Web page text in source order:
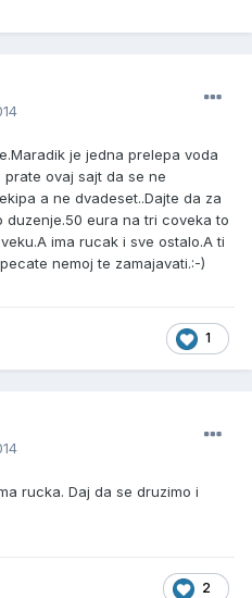
je jedna prelepa voda
prate ovaj sajt da se ne
a ne dvadeset..Dajte da za
eura na tri coveka to
ima rucak i sve ostalo.A ti
nemoj te zamajavati.:-)
1
rucka. Daj da se druzimo i
2